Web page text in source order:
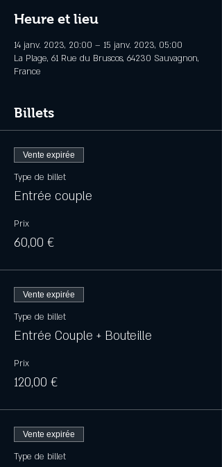
Heure et lieu
14 janv. 2023, 20:00 – 15 janv. 2023, 05:00
La Plage, 61 Rue du Bruscos, 64230 Sauvagnon,
France
Billets
Vente expirée
Type de billet
Entrée couple
Prix
60,00 €
Vente expirée
Type de billet
Entrée Couple + Bouteille
Prix
120,00 €
Vente expirée
Type de billet